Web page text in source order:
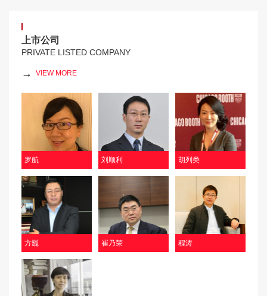
上市公司
PRIVATE LISTED COMPANY
→ VIEW MORE
罗航 刘顺利 胡列类
方巍 崔乃荣 程涛